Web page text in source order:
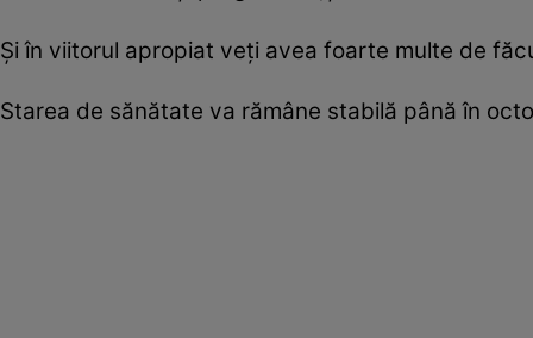
Şi în viitorul apropiat veţi avea foarte multe de
Starea de sănătate va rămâne stabilă până în